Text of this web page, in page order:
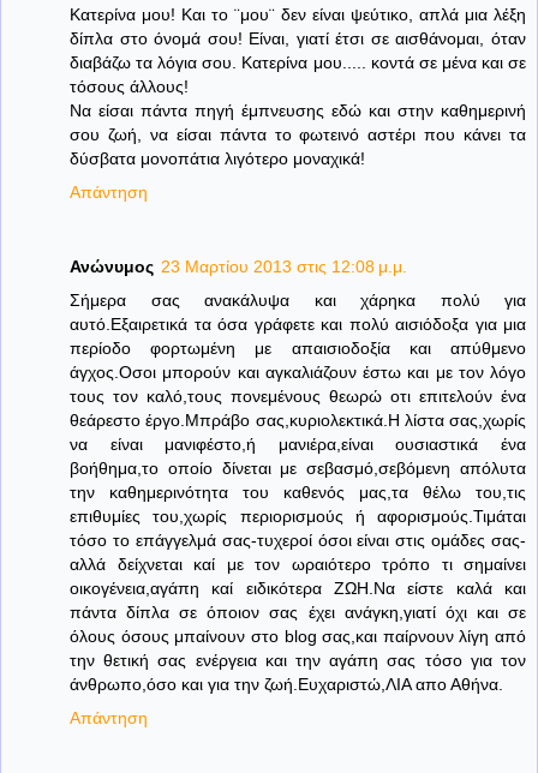
Κατερίνα μου! Και το ¨μου¨ δεν είναι ψεύτικο, απλά μια λέξη
δίπλα στο όνομά σου! Είναι, γιατί έτσι σε αισθάνομαι, όταν
διαβάζω τα λόγια σου. Κατερίνα μου..... κοντά σε μένα και σε
τόσους άλλους!
Να είσαι πάντα πηγή έμπνευσης εδώ και στην καθημερινή
σου ζωή, να είσαι πάντα το φωτεινό αστέρι που κάνει τα
δύσβατα μονοπάτια λιγότερο μοναχικά!
Απάντηση
Ανώνυμος 23 Μαρτίου 2013 στις 12:08 μ.μ.
Σήμερα σας ανακάλυψα και χάρηκα πολύ για
αυτό.Εξαιρετικά τα όσα γράφετε και πολύ αισιόδοξα για μια
περίοδο φορτωμένη με απαισιοδοξία και απύθμενο
άγχος.Οσοι μπορούν και αγκαλιάζουν έστω και με τον λόγο
τους τον καλό,τους πονεμένους θεωρώ οτι επιτελούν ένα
θεάρεστο έργο.Mπράβο σας,κυριολεκτικά.Η λίστα σας,χωρίς
να είναι μανιφέστο,ή μανιέρα,είναι ουσιαστικά ένα
βοήθημα,το οποίο δίνεται με σεβασμό,σεβόμενη απόλυτα
την καθημερινότητα του καθενός μας,τα θέλω του,τις
επιθυμίες του,χωρίς περιορισμούς ή αφορισμούς.Τιμάται
τόσο το επάγγελμά σας-τυχεροί όσοι είναι στις ομάδες σας-
αλλά δείχνεται καί με τον ωραιότερο τρόπο τι σημαίνει
οικογένεια,αγάπη καί ειδικότερα ΖΩΗ.Να είστε καλά και
πάντα δίπλα σε όποιον σας έχει ανάγκη,γιατί όχι και σε
όλους όσους μπαίνoυν στο blog σας,και παίρνουν λίγη από
την θετική σας ενέργεια και την αγάπη σας τόσο για τον
άνθρωπο,όσο και για την ζωή.Ευχαριστώ,ΛΙΑ απο Αθήνα.
Απάντηση